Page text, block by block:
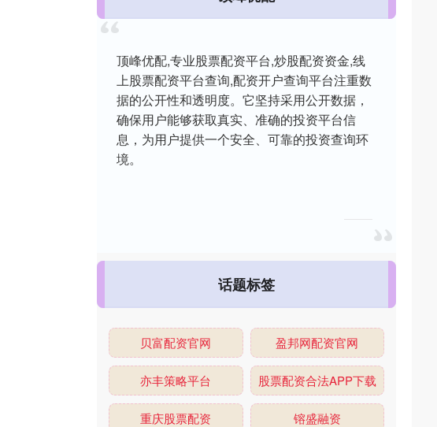
顶峰优配,专业股票配资平台,炒股配资资金,线
上股票配资平台查询,配资开户查询平台注重数
据的公开性和透明度。它坚持采用公开数据，
确保用户能够获取真实、准确的投资平台信
息，为用户提供一个安全、可靠的投资查询环
境。
话题标签
贝富配资官网 盈邦网配资官网
亦丰策略平台 股票配资合法APP下载
重庆股票配资 镕盛融资